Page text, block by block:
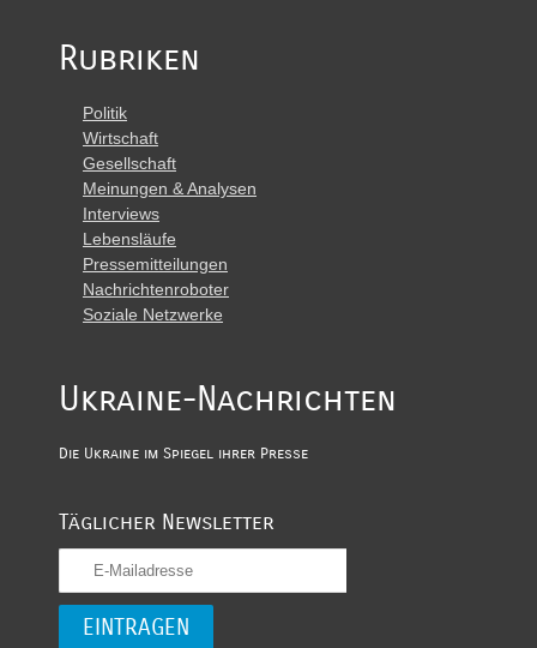
Rubriken
Politik
Wirtschaft
Gesellschaft
Meinungen & Analysen
Interviews
Lebensläufe
Pressemitteilungen
Nachrichtenroboter
Soziale Netzwerke
Ukraine-Nachrichten
Die Ukraine im Spiegel ihrer Presse
Täglicher Newsletter